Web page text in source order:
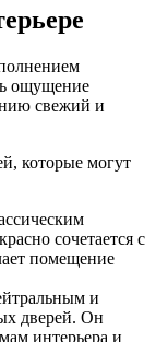
ощущение
свежий и
которые могут
сочетается с
помещение
и
дверей. Он
интерьера и